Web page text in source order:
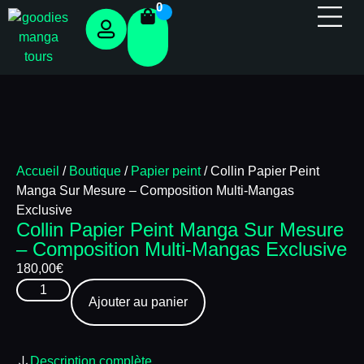
0
Accueil / Boutique / Papier peint/ Collin Papier Peint
Manga Sur Mesure – Composition Multi-Mangas
Exclusive
Collin Papier Peint Manga Sur Mesure
– Composition Multi-Mangas Exclusive
180,00€
Ajouter au panier
Panneau de gestion des cookies